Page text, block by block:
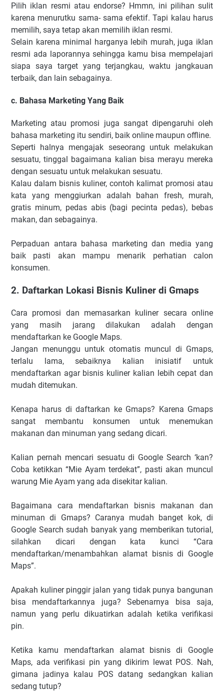
Pilih iklan resmi atau endorse? Hmmn, ini pilihan sulit
karena menurutku sama- sama efektif. Tapi kalau harus
memilih, saya tetap akan memilih iklan resmi.
Selain karena minimal harganya lebih murah, juga iklan
resmi ada laporannya sehingga kamu bisa mempelajari
siapa saya target yang terjangkau, waktu jangkauan
terbaik, dan lain sebagainya.
c. Bahasa Marketing Yang Baik
Marketing atau promosi juga sangat dipengaruhi oleh
bahasa marketing itu sendiri, baik online maupun offline.
Seperti halnya mengajak seseorang untuk melakukan
sesuatu, tinggal bagaimana kalian bisa merayu mereka
dengan sesuatu untuk melakukan sesuatu.
Kalau dalam bisnis kuliner, contoh kalimat promosi atau
kata yang menggiurkan adalah bahan fresh, murah,
gratis minum, pedas abis (bagi pecinta pedas), bebas
makan, dan sebagainya.
Perpaduan antara bahasa marketing dan media yang
baik pasti akan mampu menarik perhatian calon
konsumen.
2. Daftarkan Lokasi Bisnis Kuliner di Gmaps
Cara promosi dan memasarkan kuliner secara online
yang masih jarang dilakukan adalah dengan
mendaftarkan ke Google Maps.
Jangan menunggu untuk otomatis muncul di Gmaps,
terlalu lama, sebaiknya kalian inisiatif untuk
mendaftarkan agar bisnis kuliner kalian lebih cepat dan
mudah ditemukan.
Kenapa harus di daftarkan ke Gmaps? Karena Gmaps
sangat membantu konsumen untuk menemukan
makanan dan minuman yang sedang dicari.
Kalian pernah mencari sesuatu di Google Search ‘kan?
Coba ketikkan “Mie Ayam terdekat”, pasti akan muncul
warung Mie Ayam yang ada disekitar kalian.
Bagaimana cara mendaftarkan bisnis makanan dan
minuman di Gmaps? Caranya mudah banget kok, di
Google Search sudah banyak yang memberikan tutorial,
silahkan dicari dengan kata kunci “Cara
mendaftarkan/menambahkan alamat bisnis di Google
Maps”.
Apakah kuliner pinggir jalan yang tidak punya bangunan
bisa mendaftarkannya juga? Sebenarnya bisa saja,
namun yang perlu dikuatirkan adalah ketika verifikasi
pin.
Ketika kamu mendaftarkan alamat bisnis di Google
Maps, ada verifikasi pin yang dikirim lewat POS. Nah,
gimana jadinya kalau POS datang sedangkan kalian
sedang tutup?